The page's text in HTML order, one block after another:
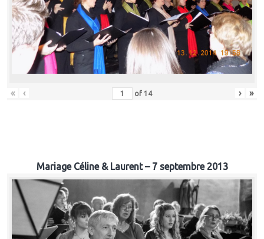
« ‹ of 14 › »
Mariage Céline & Laurent – 7 septembre 2013